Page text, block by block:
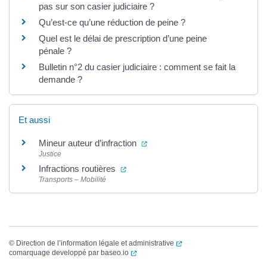
pas sur son casier judiciaire ?
Qu’est-ce qu’une réduction de peine ?
Quel est le délai de prescription d’une peine
pénale ?
Bulletin n°2 du casier judiciaire : comment se fait la
demande ?
Et aussi
Mineur auteur d’infraction (ouverture dans un nouvel
Justice
Infractions routières (ouverture dans un nouvel onglet)
Transports – Mobilité
© Direction de l’information légale et administrative
(ouverture dans un
comarquage developpé par baseo.io (ouverture dans un nouvel onglet)